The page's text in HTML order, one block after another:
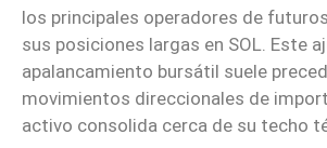
los principales operadores de
sus posiciones largas en SOL. Este
apalancamiento bursátil suele
movimientos direccionales de
activo consolida cerca de su techo